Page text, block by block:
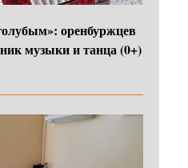
оренбуржцев
музыки и танца (0+)